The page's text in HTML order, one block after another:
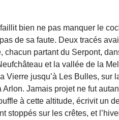
bien ne pas manquer le
de sa faute. Deux tracés
chacun partant du Serpont,
et la vallée de la
Vierre jusqu’à Les Bulles, sur
Jamais projet ne fut
à cette altitude, écrivit un
stoppés sur les crêtes, et